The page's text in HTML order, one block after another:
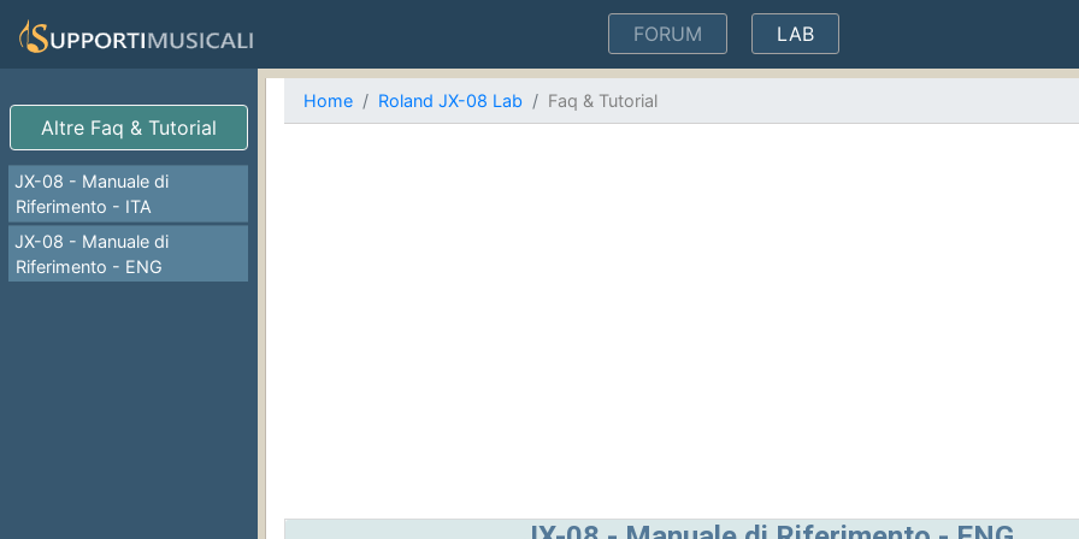
FORUM(current)LAB
Altre Faq & Tutorial
JX-08 - Manuale di
Riferimento - ITA
JX-08 - Manuale di
Riferimento - ENG
Home Roland JX-08 Lab Faq & Tutorial